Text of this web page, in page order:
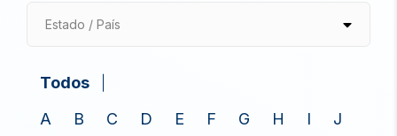
Estado / País
Todos
A
B C D E F G H I
J